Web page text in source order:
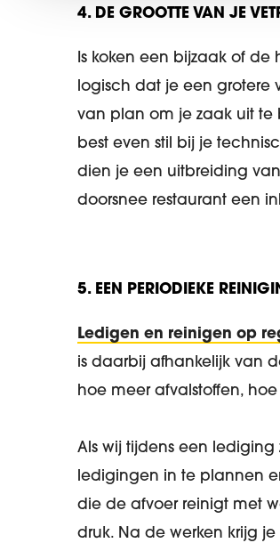
4. DE GROOTTE VAN JE
Is koken een bijzaak of de
logisch dat je een grotere
van plan om je zaak uit
best even stil bij je
dien je een uitbreiding
doorsnee restaurant een
5. EEN PERIODIEKE
Ledigen en reinigen op
is daarbij afhankelijk van
hoe meer afvalstoffen,
Als wij tijdens een
ledigingen in te plannen
die de afvoer reinigt met
druk. Na de werken krijg